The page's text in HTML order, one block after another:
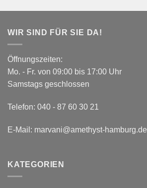
WIR SIND FÜR SIE DA!
Öffnungszeiten:
Mo. - Fr. von 09:00 bis 17:00 Uhr
Samstags geschlossen
Telefon: 040 - 87 60 30 21
E-Mail: marvani@amethyst-hamburg.de
KATEGORIEN